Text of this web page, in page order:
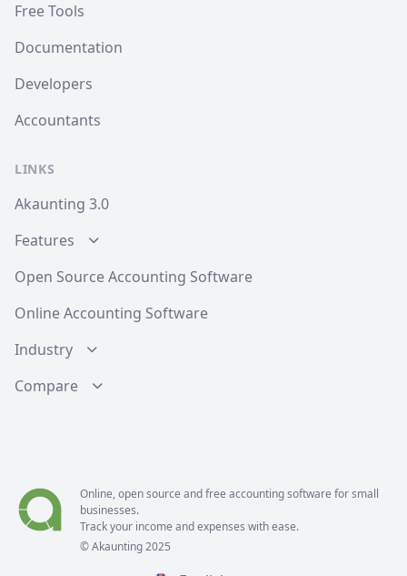
Free Tools
Documentation
Developers
Accountants
LINKS
Akaunting 3.0
Features
Open Source Accounting Software
Online Accounting Software
Industry
Compare
Online, open source and free accounting software for small
businesses.
Track your income and expenses with ease.
© Akaunting 2025